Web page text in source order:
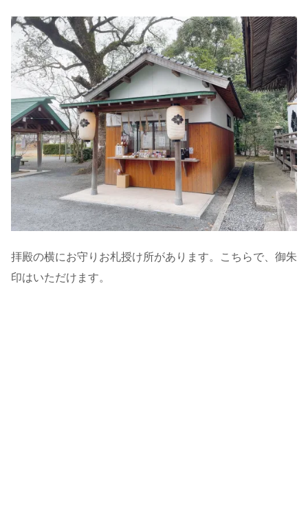
拝殿の横にお守りお札授け所があります。こちらで、御朱
印はいただけます。